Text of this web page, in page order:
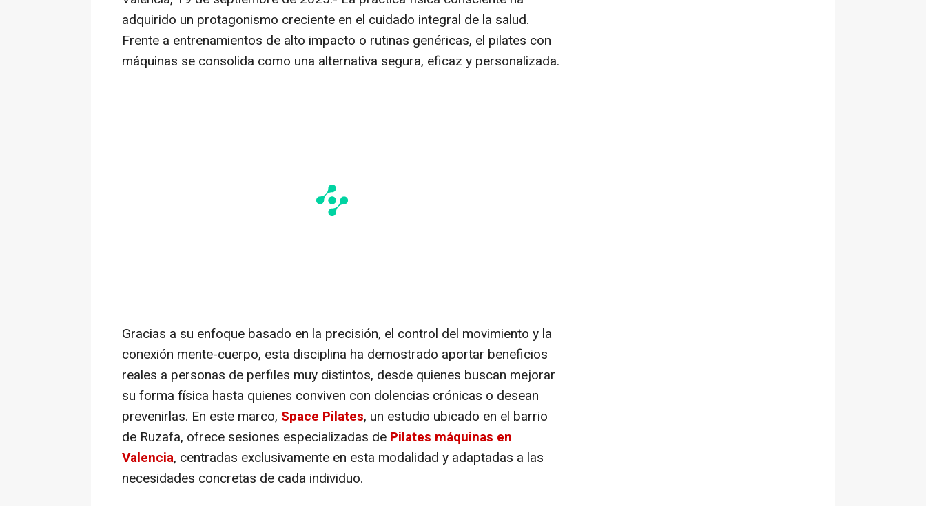
adquirido un protagonismo creciente en el cuidado integral de la salud.
Frente a entrenamientos de alto impacto o rutinas genéricas, el pilates con
máquinas se consolida como una alternativa segura, eficaz y personalizada.
Gracias a su enfoque basado en la precisión, el control del movimiento y la
conexión mente-cuerpo, esta disciplina ha demostrado aportar beneficios
reales a personas de perfiles muy distintos, desde quienes buscan mejorar
su forma física hasta quienes conviven con dolencias crónicas o desean
prevenirlas. En este marco, Space Pilates, un estudio ubicado en el barrio
de Ruzafa, ofrece sesiones especializadas de Pilates máquinas en
Valencia, centradas exclusivamente en esta modalidad y adaptadas a las
necesidades concretas de cada individuo.